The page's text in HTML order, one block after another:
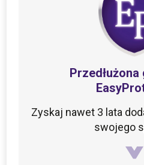
Zyskaj nawet 3 lata
swojego